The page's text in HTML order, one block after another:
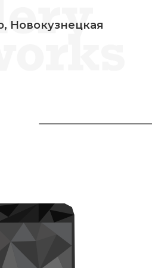
Новокузнецкая